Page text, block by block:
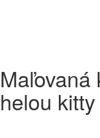
Maľovaná
helou kitty